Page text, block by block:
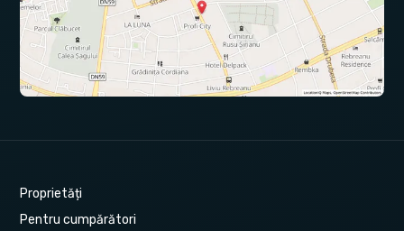
Proprietăți
Pentru cumpărători